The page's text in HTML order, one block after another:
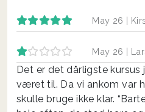
May 26 |
May 26 |
Det er det dårligste kursus
været til. Da vi ankom var
skulle bruge ikke klar.